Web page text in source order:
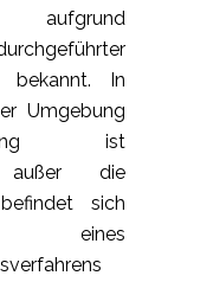
aufgrund
bekannt. In
Umgebung
ist
außer die
sich